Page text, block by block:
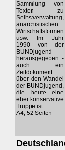
Sammlung von
Texten zu
Selbstverwaltung,
anarchistischen
Wirtschaftsformen
usw. Im Jahr
1990 von der
BUNDjugend
herausgegeben -
auch ein
Zeitdokument
über den Wandel
der BUNDjugend,
die heute eine
eher konservative
Truppe ist.
A4, 52 Seiten